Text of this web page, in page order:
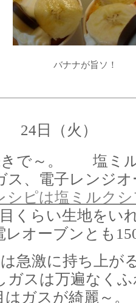
バナナが旨ソ！
日（火）
きで～。 塩ミ
ス、電子レンジ
シピは塩ミルク
くらい生地を
レオーブンとも
急激に持ち上が
ガスは万遍なく
ガスが綺麗～。